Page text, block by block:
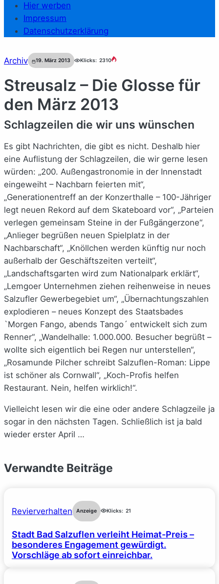
Hier werben
Impressum
Datenschutzerklärung
Archiv 19. März 2013 Klicks: 2310
Streusalz – Die Glosse für
den März 2013
Schlagzeilen die wir uns wünschen
Es gibt Nachrichten, die gibt es nicht. Deshalb hier
eine Auflistung der Schlagzeilen, die wir gerne lesen
würden: „200. Außengastronomie in der Innenstadt
eingeweiht – Nachbarn feierten mit“,
„Generationentreff an der Konzerthalle – 100-Jähriger
legt neuen Rekord auf dem Skateboard vor“, „Parteien
verlegen gemeinsam Steine in der Fußgängerzone“,
„Anlieger begrüßen neuen Spielplatz in der
Nachbarschaft“, „Knöllchen werden künftig nur noch
außerhalb der Geschäftszeiten verteilt“,
„Landschaftsgarten wird zum Nationalpark erklärt“,
„Lemgoer Unternehmen ziehen reihenweise in neues
Salzufler Gewerbegebiet um“, „Übernachtungszahlen
explodieren – neues Konzept des Staatsbades
`Morgen Fango, abends Tango´ entwickelt sich zum
Renner“, „Wandelhalle: 1.000.000. Besucher begrüßt –
wollte sich eigentlich bei Regen nur unterstellen“,
„Rosamunde Pilcher schreibt Salzuflen-Roman: Lippe
ist schöner als Cornwall“, „Koch-Profis helfen
Restaurant. Nein, helfen wirklich!“.
Vielleicht lesen wir die eine oder andere Schlagzeile ja
sogar in den nächsten Tagen. Schließlich ist ja bald
wieder erster April …
Verwandte Beiträge
Revierverhalten Anzeige Klicks: 21
Stadt Bad Salzuflen verleiht Heimat-Preis –
besonderes Engagement gewürdigt.
Vorschläge ab sofort einreichbar.